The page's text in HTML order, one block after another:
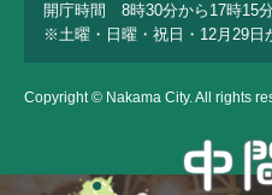
開庁時間 8時30分から17時15
※土曜・日曜・祝日・12月29日
Copyright © Nakama City. All rights